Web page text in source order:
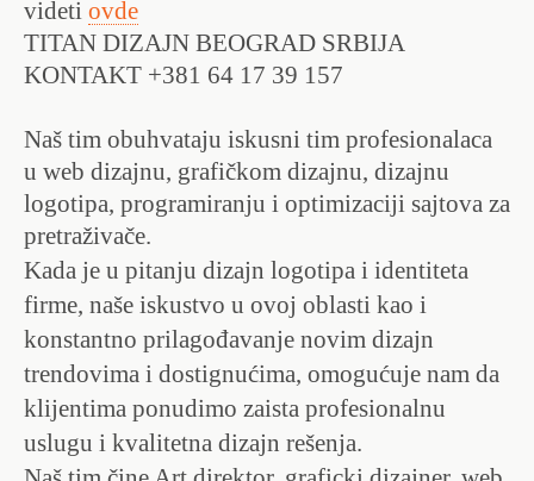
videti ovde
TITAN DIZAJN BEOGRAD SRBIJA
KONTAKT +381 64 17 39 157
Naš tim obuhvataju iskusni tim profesionalaca
u web dizajnu, grafičkom dizajnu, dizajnu
logotipa, programiranju i optimizaciji sajtova za
pretraživače.
Kada je u pitanju dizajn logotipa i identiteta
firme, naše iskustvo u ovoj oblasti kao i
konstantno prilagođavanje novim dizajn
trendovima i dostignućima, omogućuje nam da
klijentima ponudimo zaista profesionalnu
uslugu i kvalitetna dizajn rešenja.